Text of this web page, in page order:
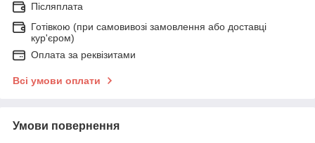
Післяплата
Готівкою (при самовивозі замовлення або доставці
кур'єром)
Оплата за реквізитами
Всі умови оплати
Умови повернення